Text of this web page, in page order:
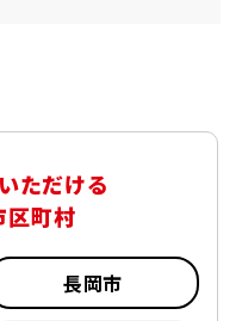
ただける
区町村
長岡市